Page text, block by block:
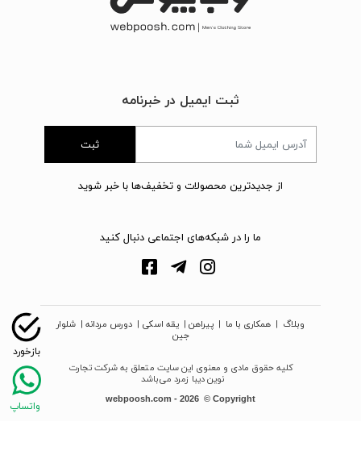
ثبت ایمیل در خبرنامه
ثبت
از جدیدترین محصولات و تخفیف‌ها با خبر شوید
ما را در شبکه‌های اجتماعی دنبال کنید
وبلاگ | همکاری با ما | پیراهن | یقه اسکی | دورس مردانه | شلوار
جین
کلیه حقوق مادی و معنوی این سایت متعلق به شرکت تجارت
نوین دیبا زمرد می‌باشد
webpoosh.com - 2026 © Copyright